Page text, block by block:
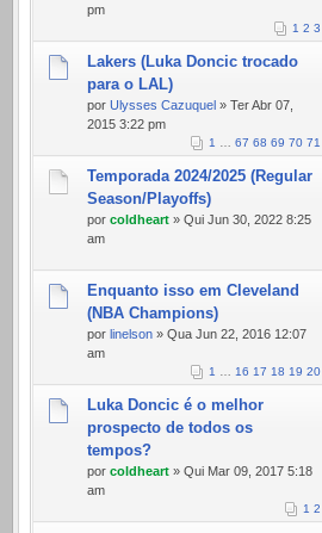
pm
1 2 3
Lakers (Luka Doncic trocado
para o LAL)
por Ulysses Cazuquel » Ter Abr 07,
2015 3:22 pm
1 … 67 68 69 70 71
Temporada 2024/2025 (Regular
Season/Playoffs)
por coldheart » Qui Jun 30, 2022 8:25
am
Enquanto isso em Cleveland
(NBA Champions)
por linelson » Qua Jun 22, 2016 12:07
am
1 … 16 17 18 19 20
Luka Doncic é o melhor
prospecto de todos os
tempos?
por coldheart » Qui Mar 09, 2017 5:18
am
1 2